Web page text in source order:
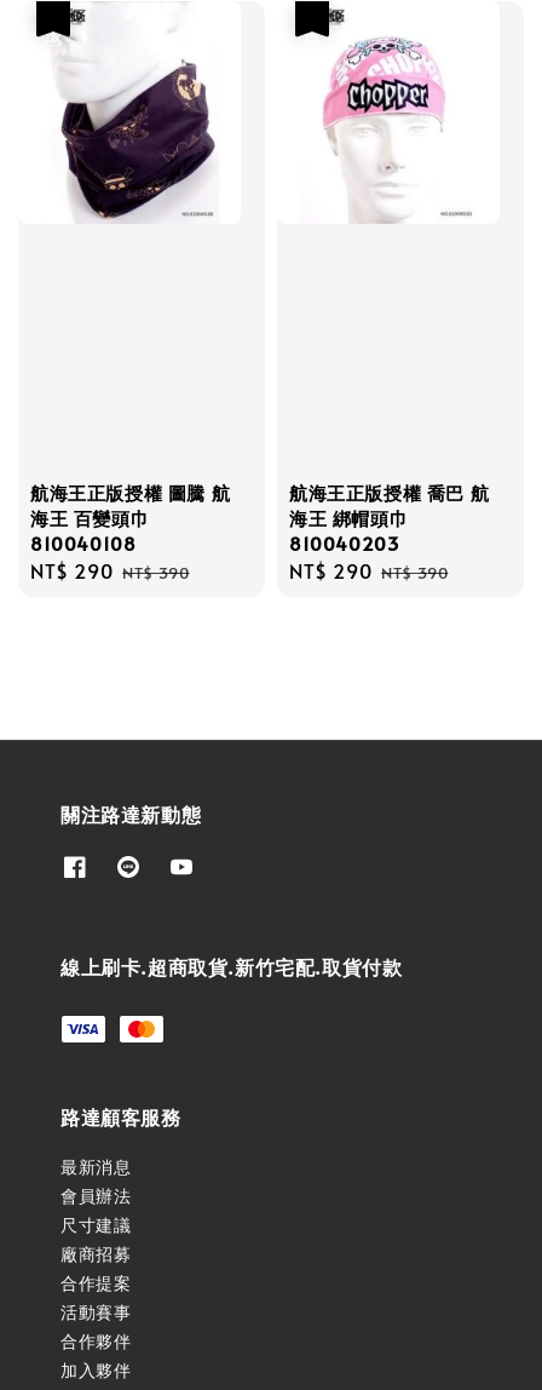
航海王正版授權 圖騰 航
海王 百變頭巾
810040108
Sale
NT$ 290 Regular
NT$ 390
航海王正版授權 喬巴 航
海王 綁帽頭巾
810040203
Sale
NT$ 290 Regular
NT$ 390
關注路達新動態
線上刷卡.超商取貨.新竹宅配.取貨付款
路達顧客服務
最新消息
會員辦法
尺寸建議
廠商招募
合作提案
活動賽事
合作夥伴
加入夥伴